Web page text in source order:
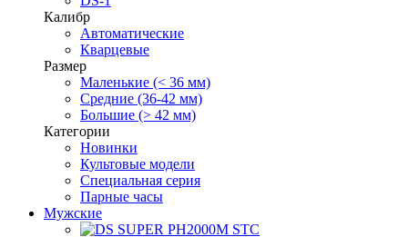
Калибр
Автоматические
Кварцевые
Размер
Маленькие (< 36 мм)
Средние (36-42 мм)
Большие (> 42 мм)
Категории
Новинки
Культовые модели
Специальная серия
Парные часы
Мужские